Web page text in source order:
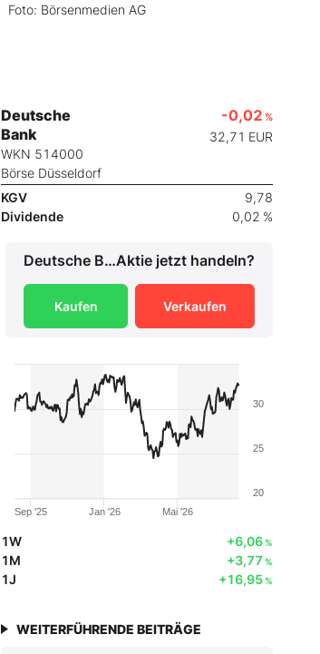
Foto: Börsenmedien AG
Deutsche
Bank
WKN 514000
Börse Düsseldorf
-0,02 %
32,71 EUR
KGV
9,78
Dividende
0,02 %
Deutsche BankAktie jetzt handeln?
Kaufen Verkaufen
Jan '26
Sep '25 Mai '26
20
25
30
1W +6,06%
1M +3,77 %
1J +16,95%
WEITERFÜHRENDE BEITRÄGE